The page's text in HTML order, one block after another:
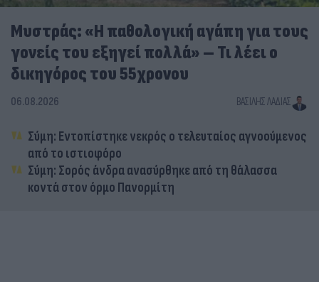
Μυστράς: «Η παθολογική αγάπη για τους
γονείς του εξηγεί πολλά» – Τι λέει ο
δικηγόρος του 55χρονου
06.08.2026 ΒΑΣΊΛΗΣ ΛΑΔΙΆΣ
Σύμη: Εντοπίστηκε νεκρός ο τελευταίος αγνοούμενος
από το ιστιοφόρο
Σύμη: Σορός άνδρα ανασύρθηκε από τη θάλασσα
κοντά στον όρμο Πανορμίτη